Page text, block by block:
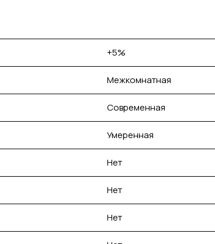
+5%
Межкомнатная
Современная
Умеренная
Нет
Нет
Нет